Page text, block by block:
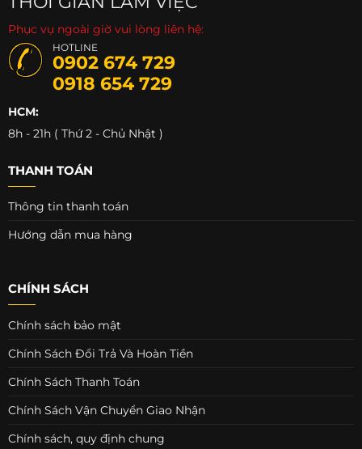
Phục vụ ngoài giờ vui lòng liên hệ:
HOTLINE
0902 674 729
0918 654 729
HCM:
8h - 21h ( Thứ 2 - Chủ Nhật )
THANH TOÁN
Thông tin thanh toán
Hướng dẫn mua hàng
CHÍNH SÁCH
Chính sách bảo mật
Chính Sách Đổi Trả Và Hoàn Tiền
Chính Sách Thanh Toán
Chính Sách Vận Chuyển Giao Nhận
Chính sách, quy định chung